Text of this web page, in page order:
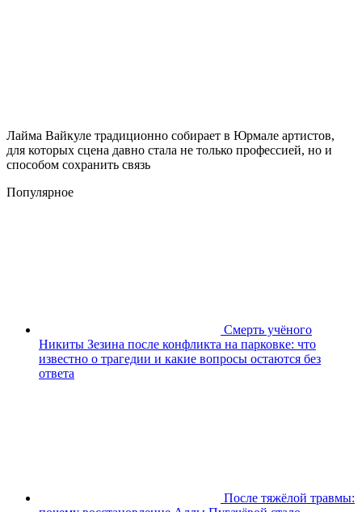
Лайма Вайкуле традиционно собирает в Юрмале артистов,
для которых сцена давно стала не только профессией, но и
способом сохранить связь
Популярное
Смерть учёного
Никиты Зезина после конфликта на парковке: что
известно о трагедии и какие вопросы остаются без
ответа
После тяжёлой травмы: